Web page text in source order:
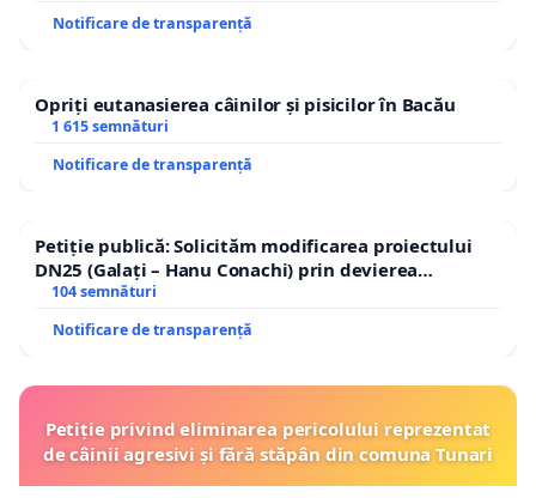
Notificare de transparență
Opriți eutanasierea câinilor și pisicilor în Bacău
1 615 semnături
Notificare de transparență
Petiție publică: Solicităm modificarea proiectului
DN25 (Galați – Hanu Conachi) prin devierea
traseului în afara localităților!
104 semnături
Notificare de transparență
Petiție privind eliminarea pericolului reprezentat
de câinii agresivi și fără stăpân din comuna Tunari